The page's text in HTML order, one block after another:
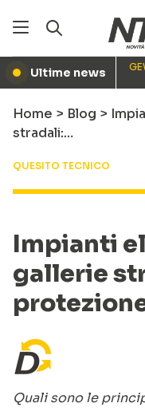
● Ultime news
Home > Blog >
stradali:…
QUESITO TECNICO
Impianti
gallerie
Quali sono le